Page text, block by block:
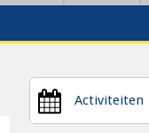
Activiteiten